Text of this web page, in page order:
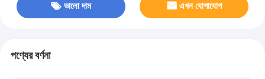
ভালো দাম এখন যোগাযোগ
পণ্যের বর্ণনা